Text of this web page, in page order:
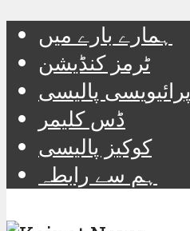
ہمارے بارے میں
ٹرمز کنڈیشن
پرائیویسی پالیسی
ڈس کلیمر
کوکیز پالیسی
ہم سے رابطہ